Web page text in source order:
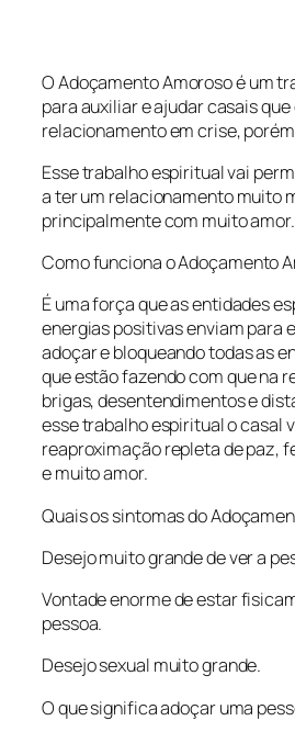
O Adoçamento Amoroso é um
para auxiliar e ajudar casais
relacionamento em crise,
Esse trabalho espiritual vai
a ter um relacionamento muito
principalmente com muito amor.
Como funciona o Adoçamento
É uma força que as entidades
energias positivas enviam para
adoçar e bloqueando todas as
que estão fazendo com que na
brigas, desentendimentos e
esse trabalho espiritual o casal
reaproximação repleta de paz,
e muito amor.
Quais os sintomas do
Desejo muito grande de ver a
Vontade enorme de estar
pessoa.
Desejo sexual muito grande.
O que significa adoçar uma